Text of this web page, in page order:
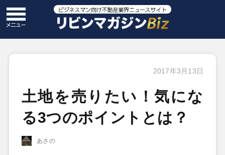
2017年3月13日
土地を売りたい！気にな
る3つのポイントとは？
あさの